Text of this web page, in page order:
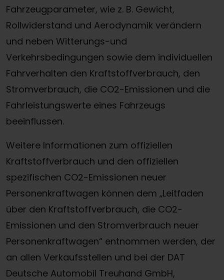
Fahrzeugparameter, wie z. B. Gewicht,
Rollwiderstand und Aerodynamik verändern
und neben Witterungs-und
Verkehrsbedingungen sowie dem individuellen
Fahrverhalten den Kraftstoffverbrauch, den
Stromverbrauch, die CO2-Emissionen und die
Fahrleistungswerte eines Fahrzeugs
beeinflussen.
Weitere Informationen zum offiziellen
Kraftstoffverbrauch und den offiziellen
spezifischen CO2-Emissionen neuer
Personenkraftwagen können dem „Leitfaden
über den Kraftstoffverbrauch, die CO2-
Emissionen und den Stromverbrauch neuer
Personenkraftwagen“ entnommen werden, der
an allen Verkaufsstellen und bei der DAT
Deutsche Automobil Treuhand GmbH,
Termin online buchen
Zum Kontaktformular